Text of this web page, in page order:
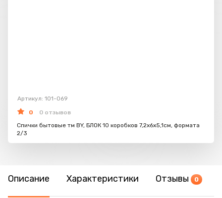
Артикул: 101-069
0
0 отзывов
Спички бытовые тм BY, БЛОК 10 коробков 7,2х6х5,1см, формата
2/3
Описание Характеристики Отзывы 0